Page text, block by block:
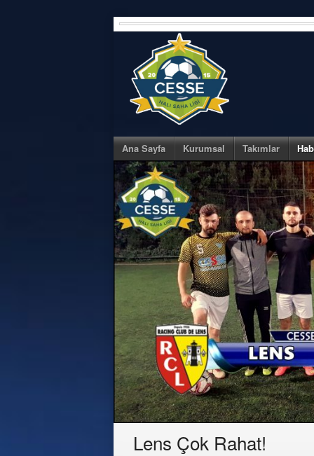
Skip
to
Ana Sayfa Kurumsal Takımlar
Lens Çok Rahat!